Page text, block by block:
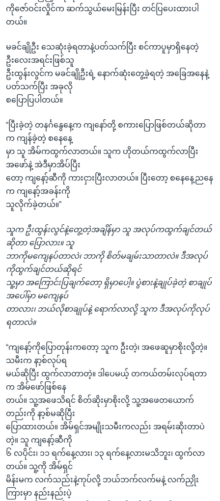
ကိုဇော်ဝင်းလှိုင်က ဆက်သွယ်မေးမြန်းပြီး တင်ပြပေးထားပါ
တယ်။
မခင်ချိုဦး သေဆုံးခဲ့ရတာနဲ့ပတ်သက်ပြီး စင်ကာပူမှာရှိနေတဲ့
ဦးလေးအရင်းဖြစ်သူ
ဦးထွန်းလွင်က မခင်ချိုဦးရဲ့ နောက်ဆုံးတွေ့ခဲ့ရတဲ့ အခြေအနေနဲ့
ပတ်သက်ပြီး အခုလို
စပြောပြပါတယ်။
“ပြီးခဲ့တဲ့ တနင်္ဂနွေနေ့က ကျနော်တို့ စကားပြောဖြစ်တယ်ဆိုတာ
က ကျန်ခဲ့တဲ့ စနေနေ့
မှာ သူ အိမ်ကထွက်လာတယ်။ သူက ဟိုတယ်ကထွက်လာပြီး
အဖော်နဲ့ အဲဒီမှာအိပ်ပြီး
တော့ ကျနော့်ဆီကို ကားငှားပြီးလာတယ်။ ပြီးတော့ စနေနေ့ညနေ
က ကျနော့်အခန်းကို
သူလိုက်ခဲ့တယ်။”
သူက ဦးထွန်းလွင်နဲ့တွေ့တဲ့အချိန်မှာ သူ အလုပ်ကထွက်ချင်တယ်
ဆိုတာ ပြောလား။ သူ
ဘာကိုမကျေနပ်တာလဲ၊ ဘာကို စိတ်မချမ်းသာတာလဲ။ ဒီအလုပ်
ကိုထွက်ချင်တယ်ဆိုရင်
သူ့မှာ အကြောင်းပြချက်တော့ ရှိမှာပေါ့။ ပွဲစားနဲ့ချုပ်ခဲ့တဲ့ စာချုပ်
အပေါ်မှာ မကျေနပ်
တာလား၊ ဘယ်လိုစာချုပ်နဲ့ ရောက်လာလို့ သူက ဒီအလုပ်ကိုလုပ်
ရတာလဲ။
“ကျနော့်ကိုပြောတုန်းကတော့ သူက ဦးတဲ့၊ အဖေဆူမှာစိုးလို့တဲ့။
သမီးက နာ့စ်လုပ်ရ
မယ်ဆိုပြီး ထွက်လာတာတဲ့။ ဒါပေမယ့် တကယ်တမ်းလုပ်ရတာ
က အိမ်ဖော်ဖြစ်နေ
တယ်။ သူ့အဖေသိရင် စိတ်ဆိုးမှာစိုးလို့ သူ့အဖေတယောက်
တည်းကို နာ့စ်မဆိုပြီး
ပြောထားတယ်။ အိမ်ရှင်အမျိုးသမီးကလည်း အရမ်းဆိုးတာပဲ
တဲ့။ သူ ကျနော့်ဆီကို
၆ လပိုင်း၊ ၁၁ ရက်နေ့လား၊ ၁၃ ရက်နေ့လားမသိဘူး၊ ထွက်လာ
တယ်။ သူ့ကို အိမ်ရှင်
မိန်းမက လက်သည်းနဲ့ကုပ်လို့ ဘယ်ဘက်လက်မနဲ့ လက်ညှိုး
ကြားမှာ နည်းနည်းပဲ့